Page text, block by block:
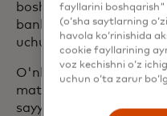
boshqarmasi (NAFR)
bank kartalari kliring
uchun rasmiy ruxsat
O'nlab yillar davomida
materikiga tashrif
sayyohlarga to'lovlarni
fayllarini
(o‘sha saytlarning
havola ko‘rinishida
cookie fayllarining
voz kechishni o‘z
uchun o‘ta zarur